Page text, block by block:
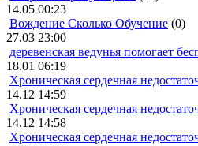
14.05 00:23
Вождение Сколько Обучение (0)
27.03 23:00
деревенская ведунья помогает
18.01 06:19
Хроническая сердечная
14.12 14:59
Хроническая сердечная
14.12 14:58
Хроническая сердечная